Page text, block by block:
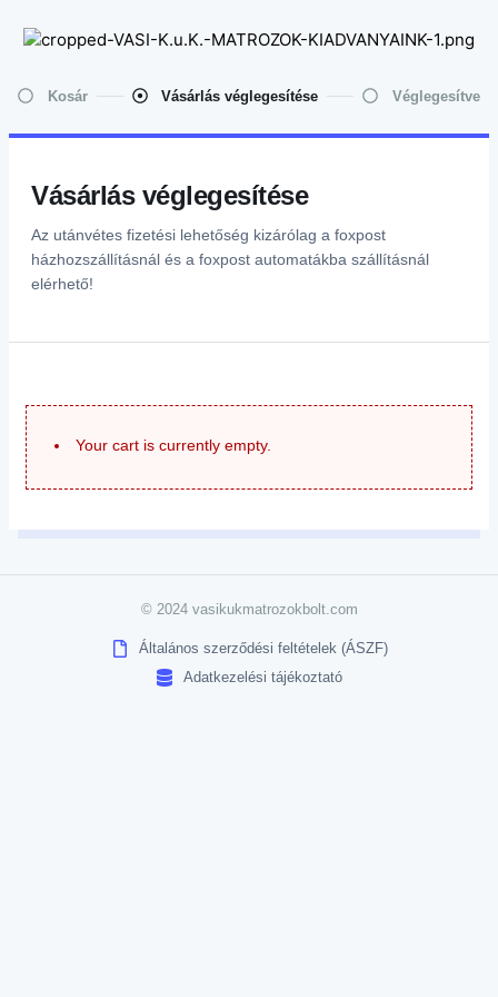
Kosár Vásárlás véglegesítése Véglegesítve
Vásárlás véglegesítése
Az utánvétes fizetési lehetőség kizárólag a foxpost
házhozszállításnál és a foxpost automatákba szállításnál
elérhető!
Your cart is currently empty.
© 2024 vasikukmatrozokbolt.com
Általános szerződési feltételek (ÁSZF)
Adatkezelési tájékoztató